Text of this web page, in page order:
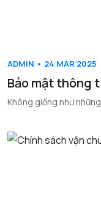
ADMIN • 24 MAR 2025
Bảo mật thông
Không giống như